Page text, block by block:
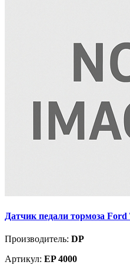
Датчик педали тормоза Ford
Производитель: DP
Артикул: EP 4000